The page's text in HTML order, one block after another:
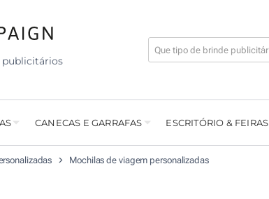
publicitários
CANECAS E GARRAFAS ESCRITÓRIO & FEIRAS
Mochilas de viagem personalizadas